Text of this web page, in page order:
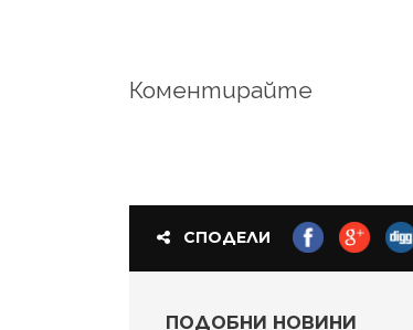
Коментирайте
СПОДЕЛИ
ПОДОБНИ НОВИНИ